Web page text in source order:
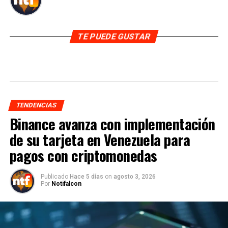
TE PUEDE GUSTAR
TENDENCIAS
Binance avanza con implementación
de su tarjeta en Venezuela para
pagos con criptomonedas
Publicado Hace 5 días on agosto 3, 2026
Por Notifalcon